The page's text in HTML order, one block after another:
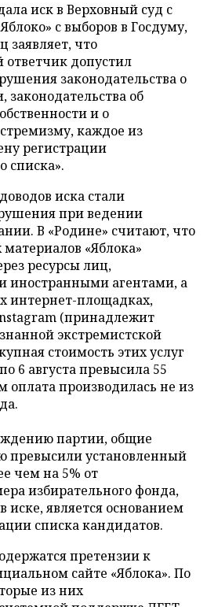
иск в Верховный суд с
с выборов в Госдуму,
заявляет, что
допустил
законодательства о
законодательства об
и о
каждое из
регистрации
списка».
иска стали
при ведении
В «Родине» считают, что
«Яблока»
ресурсы лиц,
иностранными агентами, а
интернет-площадках,
(принадлежит
экстремистской
стоимость этих услуг
6 августа превысила 55
оплата производилась не из
партии, общие
превысили установленный
чем на 5% от
избирательного фонда,
иске, является основанием
списка кандидатов.
претензии к
сайте «Яблока». По
из них